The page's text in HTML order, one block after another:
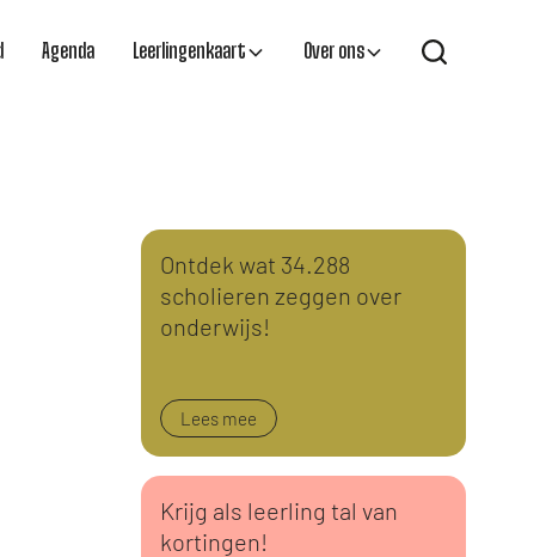
Agenda Leerlingenkaart Over ons
Ontdek wat 34.288
scholieren zeggen over
onderwijs!
Lees mee
Krijg als leerling tal van
kortingen!